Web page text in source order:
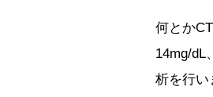
何とか
14mg/dL、
析を行い